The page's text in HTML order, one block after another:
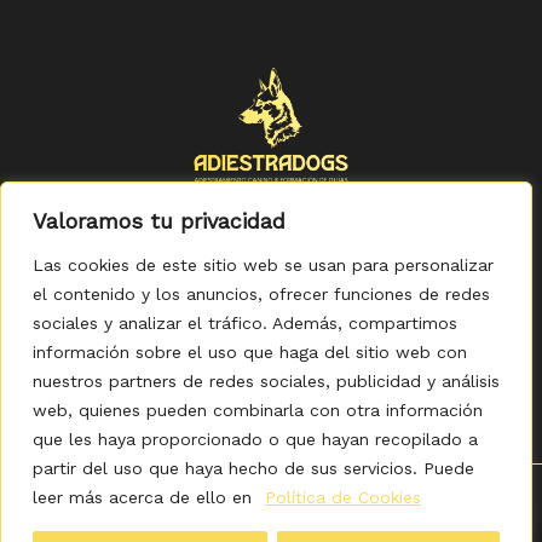
Valoramos tu privacidad
Las cookies de este sitio web se usan para personalizar
el contenido y los anuncios, ofrecer funciones de redes
sociales y analizar el tráfico. Además, compartimos
información sobre el uso que haga del sitio web con
nuestros partners de redes sociales, publicidad y análisis
web, quienes pueden combinarla con otra información
que les haya proporcionado o que hayan recopilado a
partir del uso que haya hecho de sus servicios. Puede
leer más acerca de ello en
Política de Cookies
Política de Privacidad -Política de Cookies-Aviso legal
Accesibilidad- Condiciones Generales de Compra